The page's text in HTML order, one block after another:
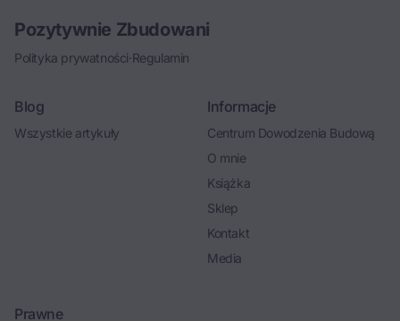
Pozytywnie Zbudowani
Polityka prywatności·Regulamin
Blog
Wszystkie artykuły
Informacje
Centrum Dowodzenia Budową
O mnie
Książka
Sklep
Kontakt
Media
Prawne